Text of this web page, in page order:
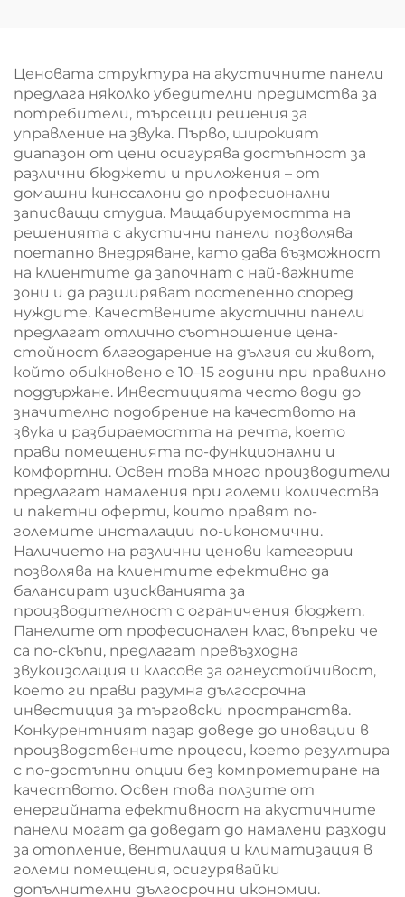
Ценовата структура на акустичните панели
предлага няколко убедителни предимства за
потребители, търсещи решения за
управление на звука. Първо, широкият
диапазон от цени осигурява достъпност за
различни бюджети и приложения – от
домашни киносалони до професионални
записващи студиа. Мащабируемостта на
решенията с акустични панели позволява
поетапно внедряване, като дава възможност
на клиентите да започнат с най-важните
зони и да разширяват постепенно според
нуждите. Качествените акустични панели
предлагат отлично съотношение цена-
стойност благодарение на дългия си живот,
който обикновено е 10–15 години при правилно
поддържане. Инвестицията често води до
значително подобрение на качеството на
звука и разбираемостта на речта, което
прави помещенията по-функционални и
комфортни. Освен това много производители
предлагат намаления при големи количества
и пакетни оферти, които правят по-
големите инсталации по-икономични.
Наличието на различни ценови категории
позволява на клиентите ефективно да
балансират изискванията за
производителност с ограничения бюджет.
Панелите от професионален клас, въпреки че
са по-скъпи, предлагат превъзходна
звукоизолация и класове за огнеустойчивост,
което ги прави разумна дългосрочна
инвестиция за търговски пространства.
Конкурентният пазар доведе до иновации в
производствените процеси, което резултира
с по-достъпни опции без компрометиране на
качеството. Освен това ползите от
енергийната ефективност на акустичните
панели могат да доведат до намалени разходи
за отопление, вентилация и климатизация в
големи помещения, осигурявайки
допълнителни дългосрочни икономии.